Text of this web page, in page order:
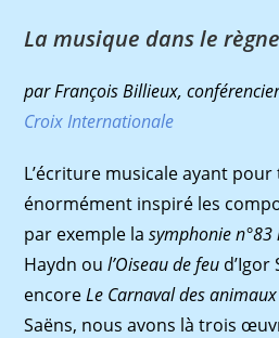
La musique dans le
par François Billieux,
Croix Internationale
L’écriture musicale ayant
énormément inspiré les
par exemple lasymphonie n°83
Haydn oul’Oiseau de feu
encoreLe Carnaval des animaux
Saëns, nous avons là trois